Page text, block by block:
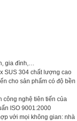
gia đình,…
SUS 304 chất lượng cao
cho sản phẩm có độ bền
công nghệ tiên tiến của
ISO 9001:2000
với mọi không gian: nhà